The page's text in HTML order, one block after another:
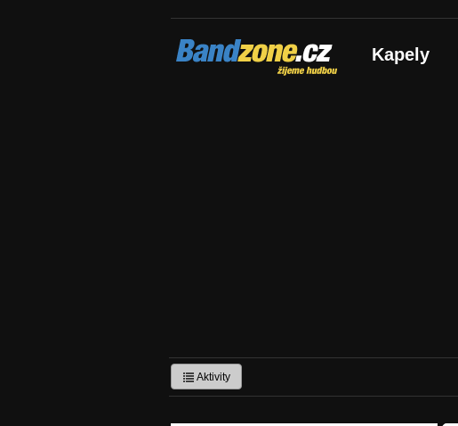
Bandzone.cz
žijeme hudbou Kapely
Aktivity